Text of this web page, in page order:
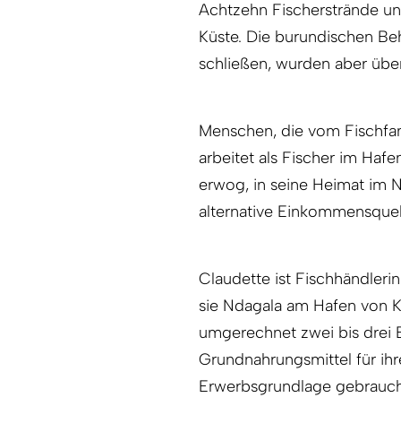
Achtzehn Fischerstrände
Küste. Die burundischen
schließen, wurden aber
Menschen, die vom
arbeitet als Fischer im
erwog, in seine Heimat im
alternative
Claudette ist
sie Ndagala am Hafen von
umgerechnet zwei bis drei
Grundnahrungsmittel für
Erwerbsgrundlage